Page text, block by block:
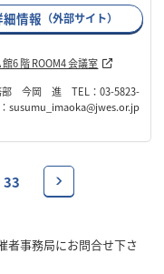
細情報 （外部サイト）
6 階 ROOM4 会議室
部 今岡 進 TEL：03-5823-
susumu_imaoka@jwes.or.jp
33
者事務局にお問合せ下さ